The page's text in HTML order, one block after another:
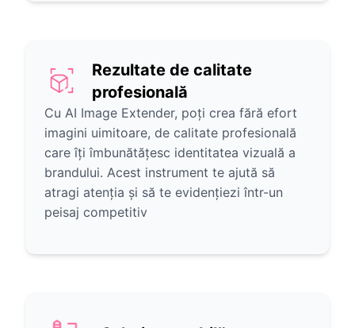
Rezultate de calitate
profesională
Cu AI Image Extender, poți crea fără efort
imagini uimitoare, de calitate profesională
care îți îmbunătățesc identitatea vizuală a
brandului. Acest instrument te ajută să
atragi atenția și să te evidențiezi într-un
peisaj competitiv